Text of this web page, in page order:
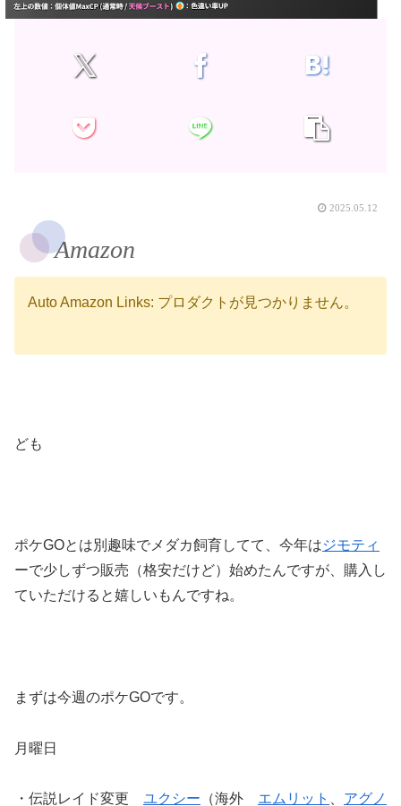
2025.05.12
Amazon
Auto Amazon Links: プロダクトが見つかりません。
ども
ポケGOとは別趣味でメダカ飼育してて、今年はジモティ
ーで少しずつ販売（格安だけど）始めたんですが、購入し
ていただけると嬉しいもんですね。
まずは今週のポケGOです。
月曜日
・伝説レイド変更 ユクシー （海外 エムリット 、 アグノ